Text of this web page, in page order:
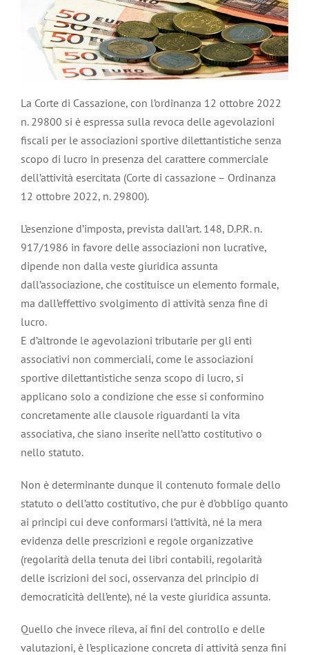
La Corte di Cassazione, con l’ordinanza 12 ottobre 2022
n. 29800 si è espressa sulla revoca delle agevolazioni
fiscali per le associazioni sportive dilettantistiche senza
scopo di lucro in presenza del carattere commerciale
dell’attività esercitata (Corte di cassazione – Ordinanza
12 ottobre 2022, n. 29800).
L’esenzione d’imposta, prevista dall’art. 148, D.P.R. n.
917/1986 in favore delle associazioni non lucrative,
dipende non dalla veste giuridica assunta
dall’associazione, che costituisce un elemento formale,
ma dall’effettivo svolgimento di attività senza fine di
lucro.
E d’altronde le agevolazioni tributarie per gli enti
associativi non commerciali, come le associazioni
sportive dilettantistiche senza scopo di lucro, si
applicano solo a condizione che esse si conformino
concretamente alle clausole riguardanti la vita
associativa, che siano inserite nell’atto costitutivo o
nello statuto.
Non è determinante dunque il contenuto formale dello
statuto o dell’atto costitutivo, che pur è d’obbligo quanto
ai principi cui deve conformarsi l’attività, né la mera
evidenza delle prescrizioni e regole organizzative
(regolarità della tenuta dei libri contabili, regolarità
delle iscrizioni dei soci, osservanza del principio di
democraticità dell’ente), né la veste giuridica assunta.
Quello che invece rileva, ai fini del controllo e delle
valutazioni, è l’esplicazione concreta di attività senza fini